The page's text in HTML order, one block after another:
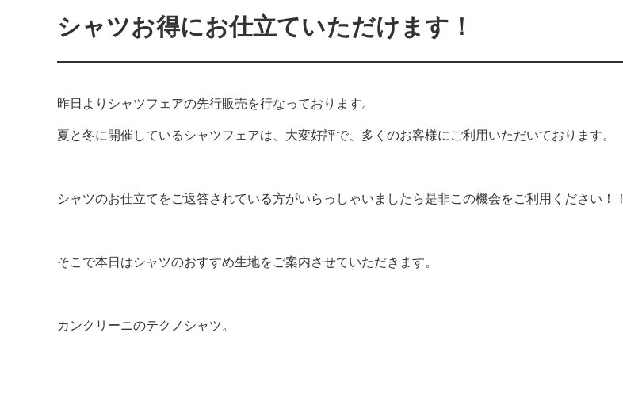
シャツお得にお仕立ていただけます！
昨日よりシャツフェアの先行販売を行なっております。
夏と冬に開催しているシャツフェアは、大変好評で、多くのお客様にご利用いただいております。
シャツのお仕立てをご返答されている方がいらっしゃいましたら是非この機会をご利用ください！！
そこで本日はシャツのおすすめ生地をご案内させていただきます。
カンクリーニのテクノシャツ。